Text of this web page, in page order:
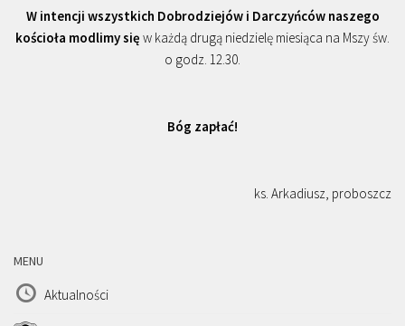
W intencji wszystkich Dobrodziejów i Darczyńców naszego
kościoła modlimy się w każdą drugą niedzielę miesiąca na Mszy św.
o godz. 12.30.
Bóg zapłać!
ks. Arkadiusz, proboszcz
MENU
Aktualności